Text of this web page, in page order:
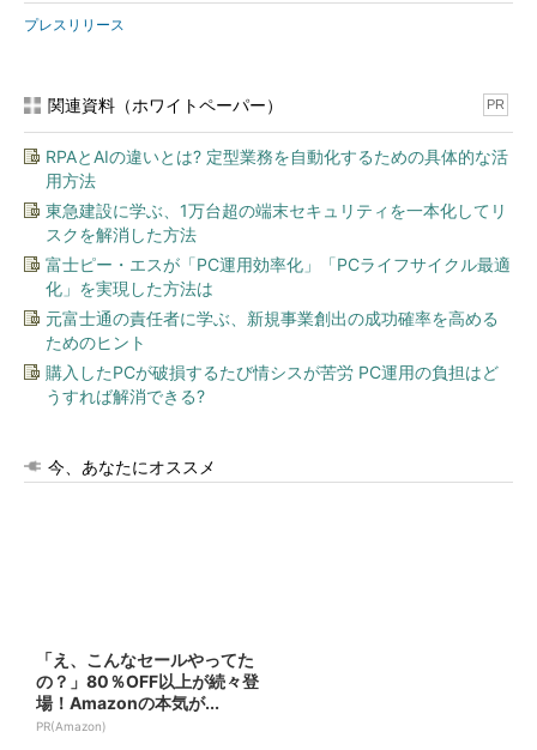
プレスリリース
関連資料（ホワイトペーパー） PR
RPAとAIの違いとは? 定型業務を自動化するための具体的な活
用方法
東急建設に学ぶ、1万台超の端末セキュリティを一本化してリ
スクを解消した方法
富士ピー・エスが「PC運用効率化」「PCライフサイクル最適
化」を実現した方法は
元富士通の責任者に学ぶ、新規事業創出の成功確率を高める
ためのヒント
購入したPCが破損するたび情シスが苦労 PC運用の負担はど
うすれば解消できる?
今、あなたにオススメ
「え、こんなセールやってた
の？」80％OFF以上が続々登
場！Amazonの本気が...
PR(Amazon)